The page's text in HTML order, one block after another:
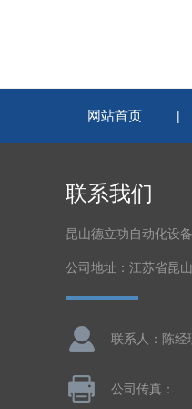
网站首页 |
联系我们
昆山德立功自动化设
公司地址：江苏省昆
联系人：陈经
公司传真：